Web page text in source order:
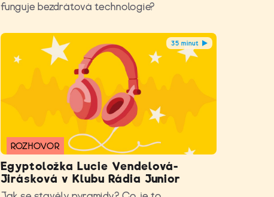
funguje bezdrátová technologie?
35 minut
ROZHOVOR
Egyptoložka Lucie Vendelová-
Jirásková v Klubu Rádia Junior